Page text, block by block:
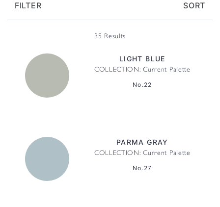
FILTER SORT
35 Results
LIGHT BLUE
COLLECTION: Current Palette
No.22
PARMA GRAY
COLLECTION: Current Palette
No.27